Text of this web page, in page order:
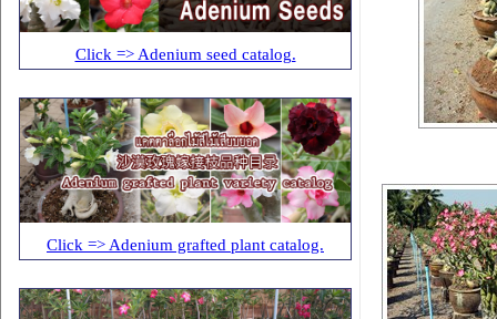
Click => Adenium seed catalog.
Click => Adenium grafted plant catalog.